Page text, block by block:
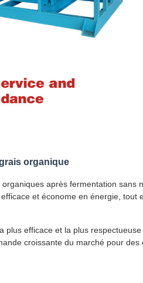
organique
après fermentation sans
et économe en énergie,
plus efficace et la plus
croissante du marché pour